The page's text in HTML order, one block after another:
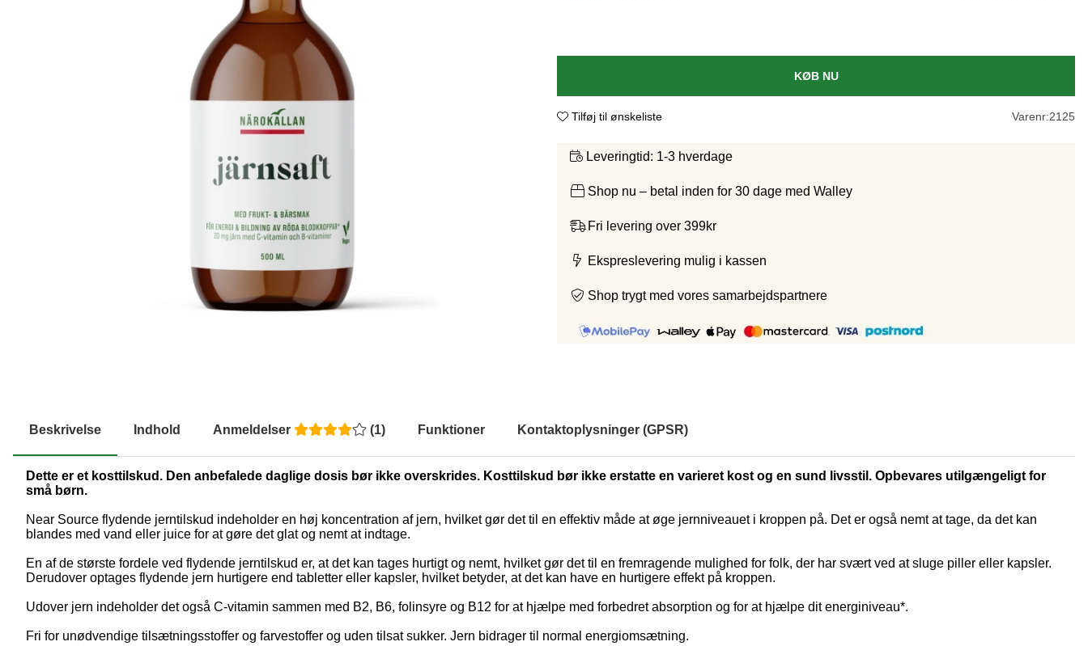
KØB NU
Tilføj til ønskeliste Varenr:2125
Leveringtid: 1-3 hverdage
Shop nu – betal inden for 30 dage med Walley
Fri levering over 399kr
Ekspreslevering mulig i kassen
Shop trygt med vores samarbejdspartnere
Beskrivelse Indhold Anmeldelser (1) Funktioner Kontaktoplysninger (GPSR)
Dette er et kosttilskud. Den anbefalede daglige dosis bør ikke overskrides. Kosttilskud bør ikke erstatte en varieret kost og en sund livsstil. Opbevares utilgængeligt for
små børn.
Near Source flydende jerntilskud indeholder en høj koncentration af jern, hvilket gør det til en effektiv måde at øge jernniveauet i kroppen på. Det er også nemt at tage, da det kan
blandes med vand eller juice for at gøre det glat og nemt at indtage.
En af de største fordele ved flydende jerntilskud er, at det kan tages hurtigt og nemt, hvilket gør det til en fremragende mulighed for folk, der har svært ved at sluge piller eller kapsler.
Derudover optages flydende jern hurtigere end tabletter eller kapsler, hvilket betyder, at det kan have en hurtigere effekt på kroppen.
Udover jern indeholder det også C-vitamin sammen med B2, B6, folinsyre og B12 for at hjælpe med forbedret absorption og for at hjælpe dit energiniveau*.
Fri for unødvendige tilsætningsstoffer og farvestoffer og uden tilsat sukker. Jern bidrager til normal energiomsætning.